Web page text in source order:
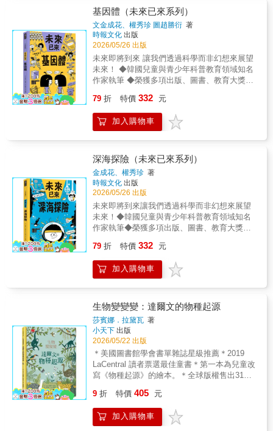
出具體至抽象的橋梁，讓他們從生物的觀點看
到自己，再用物理整理眼前所見，最後透過化
學讓孩子認識參與生活的新方法；乍看之下像
是百科全書，再細讀文字，發現很快地掉入書
中，回到孩提時代，讓作者用像父母陪著孩子
聊天的口吻，將所見所聞娓娓道來，如果你還
不懂這是什麼意思，翻到最後看那頁淺白童真
的詞彙表就明白了。――三沃創意有限公司暨
小創客平台創辦人 許琳翊面對快速變遷的時
代，培養孩子的STEM素養已是重要課題。本
系列作品以孩子熟悉的生活情境為起點，引領
小讀者認識工程與科技如何形塑我們的世界，
世代的孩子——特別是女孩——勇於探索新領
域，成為未來世界的創新者與改變者。——國
立臺灣科技大學應用科技研究所副教授 湯梓
辰「小學生的STEM科學研究室系列」，有系
統的章節編排、簡明生動的文字說明、有趣的
插畫，還包含古今中外的相關知識，與意想不
到的冷知識，讓小讀者讀起來輕鬆無壓力。要
吧！――FB「滾妹．這一家」粉絲頁版主、
媽）「小學生的STEM科學研究室」就像是一
本生活科學百科全書，自然課本裡遇到的疑難
雜症通通都有，結構的鋪排由淺入深包羅萬
象，淺顯易懂的文字介紹、豐富的色彩與幽默
的插圖，讓艱深的科學學習變得簡單有趣多
了。――宜蘭縣岳明國小老師、FB「阿魯米玩
科學」粉絲頁版主 盧俊良
源與歸宿》中文版一書撰寫導讀，並數度擔任
領隊帶領高中學生參加國際物理奧林匹亞競
賽，年年獲得佳績，致力於推廣科普教育。讀
者好評日本亞馬遜讀者五星推薦★★★★★◆
買給四年級的孩子閱讀，每個主題都有重點整
理讓孩子能在短時間內理解，我很高興他們非
常喜歡這本書！◆這本書不僅對孩子的學習有
我是在孫子小學二年級時為他買的，從開始看
到那一刻起，我和孫子都對裡面的故事非常感
興趣！◆看完之後，立刻把其他系列的買回
拔萃的。◆愛問「為什麼」的孩子，都可以在
這本書裡找到答案！◆即使是國小低年級的學
生也可以讀得懂！◆為了讓小學三年級的女兒
對科學感興趣，於是和她一起閱讀，增加了每
天親子共讀的時光。
知從哪天起，曾經去過前進號的同學們行為開
始變得怪異，不僅會突然如夢遊般，在自己毫
無意識的狀態下，到處亂晃，甚至還變得像喪
屍一樣，集體行動似乎在找尋什麼獵物。看來
又是紅衣鼻屎超人出馬的時刻了！讓我們跟著
有識一起揭開事件真相，學習宇宙知識吧！
【知識學習重點】#觀察星空 #宇宙知識 #太陽
系與星星【學習領域分類】◎適讀年齡：小學
低年級以上，建議8歲以下親子共讀或教師導讀
基因體（未來已來系列）
文金成花、權秀珍 圖趙勝衍 著
時報文化 出版
2026/05/26 出版
未來即將到來 讓我們透過科學而非幻想來展望
未來！ ◆韓國兒童與青少年科普教育領域知名
作家執筆 ◆榮獲多項出版、圖書、教育大獎與
事簡介】 從很久很久以前的南方古猿演化成智
人，再經過約兩百萬年，才成為今日的我們。
如今，人類正試圖憑藉自己的力量改變自身──
否可能」等引人深思的疑問，並介紹理解基因
組計畫所需的基本概念，包括細胞、基因、基
因剪刀、合成生命體、DNA等。在這些基礎知
識之上，進一步思考操控基因可能為人類帶來
的潛在問題，也就是對生命倫理的重新省思。
【本系列特色】 1.小學生也能輕鬆理解科學知
識，不僅是教科書也是故事書 由韓國兒童
與青少年科普教育領域的知名作家──金成花、
權秀珍執筆。從科學而非幻想切入，把複雜的
科學。 2.跟上AI世代的腳步，了解科學的發展
過程與趨勢 以過程導向（process-based）方
式撰寫，從科學發展的起源&rarr;現在&rarr;未
來，強調基本原理的重要性。 3.科學知識x趣味
插圖x延伸提問x多方位思考 涵蓋20個科學
重點主題，搭配鮮豔插圖與趣味四格漫畫，帶
領孩子從多方位深入思考，探索宇宙與未來科
技的新知。 【獲獎紀錄】 ★2019年榮獲「出版
人會議優秀編輯圖書獎」 ★2019年榮獲「《少
年韓國》優秀兒童圖書」 ★2019、2020、2023
年榮獲「世宗圖書」入選 ★2021、2022、2023
年榮獲韓國「幸福的晨讀」閱讀運動推薦書
★2021年榮獲韓國「年度環境書」入選
★2019、2021年榮獲「書種子（???）」推薦
★2021年榮獲韓國「學校圖書館司書協議會」
79 折 特價 332 元
加入購物車
深海探險（未來已來系列）
金成花、權秀珍 著
時報文化 出版
2026/05/26 出版
未來即將到來讓我們透過科學而非幻想來展望
未來！◆韓國兒童與青少年科普教育領域知名
作家執筆◆榮獲多項出版、圖書、教育大獎與
事簡介】沒有白天也沒有黑夜，沒有夏天也沒
有冬天，沒有水流也沒有波浪，只有寂靜黑暗
的世界。我們正一步步接近神祕海底世界的祕
海中生活著哪些生命，以及那些我們尚未知曉
的海底存在，對地球產生了什麼影響？長久以
來，大海懷抱著我們難以想像的巨大、神祕而
特殊的事物，默默守護著人類。深海裡究竟有
什麼？在深海深處，正在發生什麼事？海洋對
人類而言是什麼，人類對海洋而言又是什麼？
我們，對大海充滿了好奇。【本系列特色】1.
小學生也能輕鬆理解科學知識，不僅是教科書
也是故事書 由韓國兒童與青少年科普教育
而非幻想切入，把複雜的科學知識「故事
化」，變成孩子能理解的有趣科學。2.跟上AI
79 折 特價 332 元
加入購物車
生物變變變：達爾文的物種起源
莎賓娜．拉黛瓦 著
小天下 出版
2026/05/22 出版
＊美國圖書館學會書單雜誌星級推薦＊2019
LaCentral 讀者票選最佳童書＊第一本為兒童改
寫《物種起源》的繪本。＊全球版權售出31種
獸，在很久以前就是以現在的模樣出現在地球
上嗎？如果世界上曾經有過我們從來不知道的
生物，它們是怎麼出現、又怎麼消失的呢？蜜
9 折 特價 405 元
加入購物車